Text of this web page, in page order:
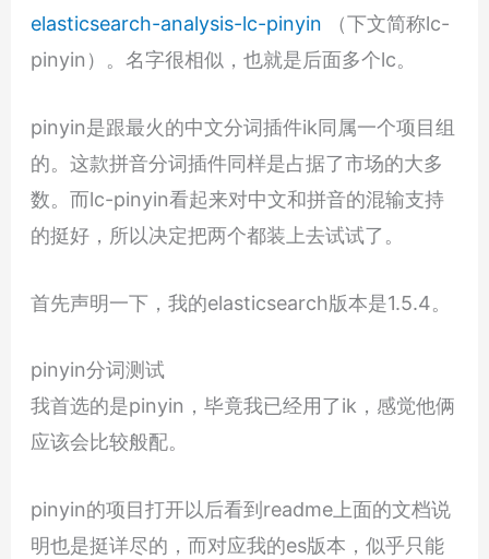
elasticsearch-analysis-lc-pinyin （下文简称lc-
pinyin）。名字很相似，也就是后面多个lc。
pinyin是跟最火的中文分词插件ik同属一个项目组
的。这款拼音分词插件同样是占据了市场的大多
数。而lc-pinyin看起来对中文和拼音的混输支持
的挺好，所以决定把两个都装上去试试了。
首先声明一下，我的elasticsearch版本是1.5.4。
pinyin分词测试
我首选的是pinyin，毕竟我已经用了ik，感觉他俩
应该会比较般配。
pinyin的项目打开以后看到readme上面的文档说
明也是挺详尽的，而对应我的es版本，似乎只能